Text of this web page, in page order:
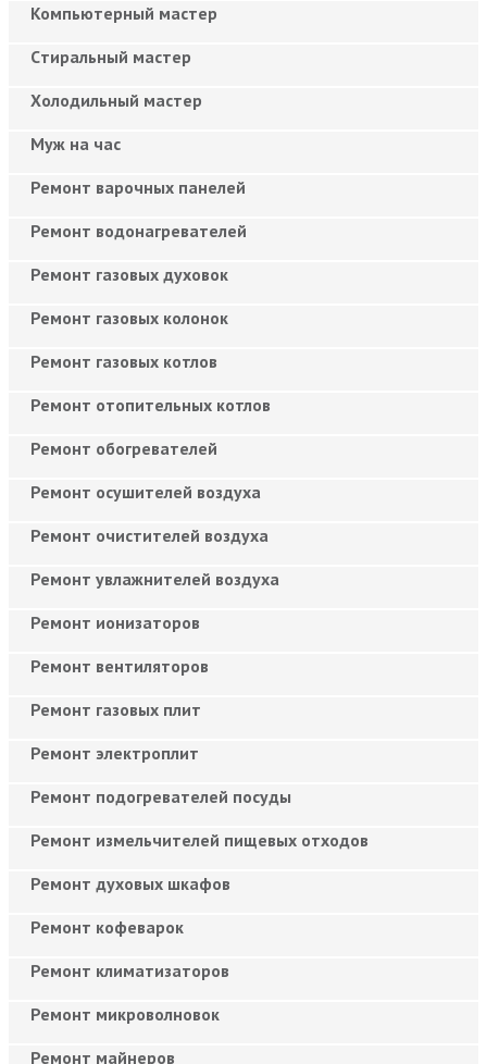
Компьютерный мастер
Cтиральный мастер
Холодильный мастер
Муж на час
Ремонт варочных панелей
Ремонт водонагревателей
Ремонт газовых духовок
Ремонт газовых колонок
Ремонт газовых котлов
Ремонт отопительных котлов
Ремонт обогревателей
Ремонт осушителей воздуха
Ремонт очистителей воздуха
Ремонт увлажнителей воздуха
Ремонт ионизаторов
Ремонт вентиляторов
Ремонт газовых плит
Ремонт электроплит
Ремонт подогревателей посуды
Ремонт измельчителей пищевых отходов
Ремонт духовых шкафов
Ремонт кофеварок
Ремонт климатизаторов
Ремонт микроволновок
Ремонт майнеров